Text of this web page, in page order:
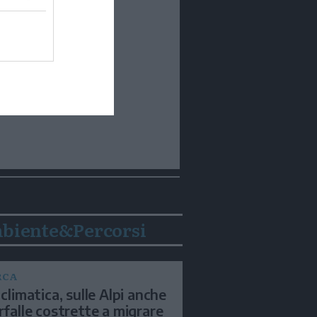
sulle Alpi anche
costrette a migrare